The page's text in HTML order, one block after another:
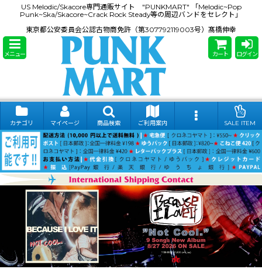
US Melodic/Skacore専門通販サイト "PUNKMART" 「Melodic~Pop
Punk~Ska/Skacore~Crack Rock Steady等の周辺バンドをセレクト」
東京都公安委員会公認古物商免許（第307792119003号）髙橋伸幸
メニュー カート ログイン
カテゴリ マイページ 商品検索 ご利用案内 SALE ITEM